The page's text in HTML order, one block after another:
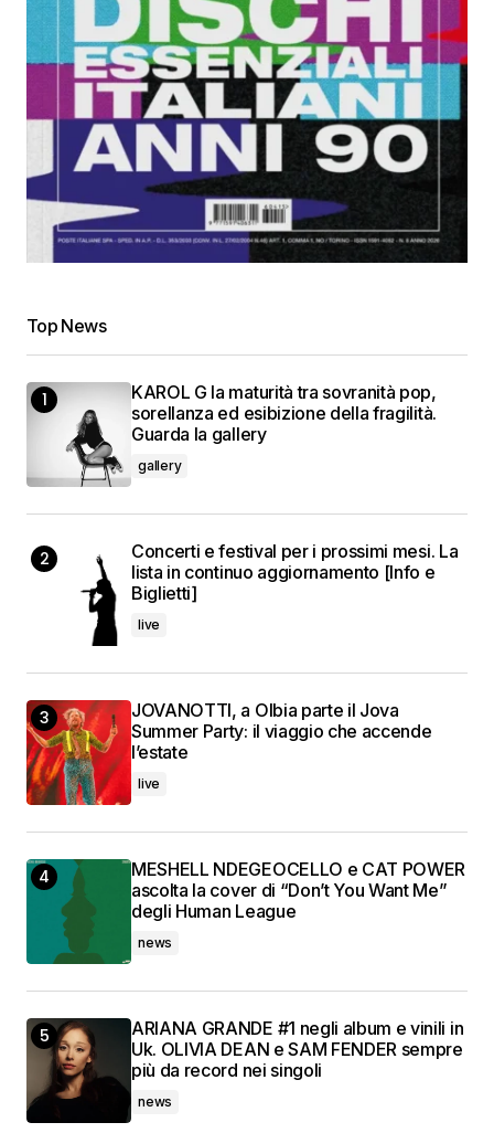
Top News
KAROL G la maturità tra sovranità pop,
sorellanza ed esibizione della fragilità.
Guarda la gallery
gallery
Concerti e festival per i prossimi mesi. La
lista in continuo aggiornamento [Info e
Biglietti]
live
JOVANOTTI, a Olbia parte il Jova
Summer Party: il viaggio che accende
l’estate
live
MESHELL NDEGEOCELLO e CAT POWER
ascolta la cover di “Don’t You Want Me”
degli Human League
news
ARIANA GRANDE #1 negli album e vinili in
Uk. OLIVIA DEAN e SAM FENDER sempre
più da record nei singoli
news